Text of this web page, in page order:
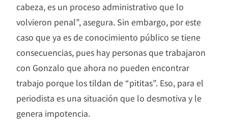
cabeza, es un proceso administrativo que lo
volvieron penal”, asegura. Sin embargo, por este
caso que ya es de conocimiento público se tiene
consecuencias, pues hay personas que trabajaron
con Gonzalo que ahora no pueden encontrar
trabajo porque los tildan de “pititas”. Eso, para el
periodista es una situación que lo desmotiva y le
genera impotencia.